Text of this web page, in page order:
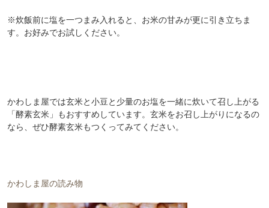
※炊飯前に塩を一つまみ入れると、お米の甘みが更に引き立ちま
す。お好みでお試しください。
かわしま屋では玄米と小豆と少量のお塩を一緒に炊いて召し上がる
「酵素玄米」もおすすめしています。玄米をお召し上がりになるの
なら、ぜひ酵素玄米もつくってみてください。
かわしま屋の読み物
新規会員様限定
新規会員様限定